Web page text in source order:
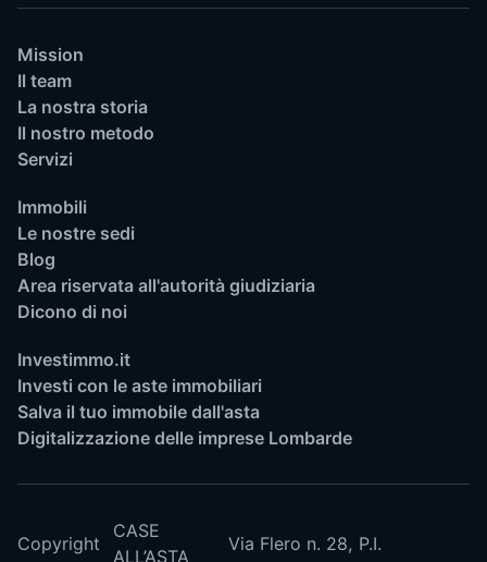
Mission
Il team
La nostra storia
Il nostro metodo
Servizi
Immobili
Le nostre sedi
Blog
Area riservata all'autorità giudiziaria
Dicono di noi
Investimmo.it
Investi con le aste immobiliari
Salva il tuo immobile dall'asta
Digitalizzazione delle imprese Lombarde
Copyright
CASE
ALL’ASTA
Via Flero n. 28, P.I.